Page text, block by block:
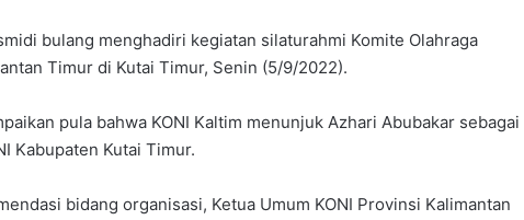
bulang menghadiri kegiatan silaturahmi Komite Olahraga
Timur di Kutai Timur, Senin (5/9/2022).
pula bahwa KONI Kaltim menunjuk Azhari Abubakar sebagai
Kabupaten Kutai Timur.
bidang organisasi, Ketua Umum KONI Provinsi Kalimantan